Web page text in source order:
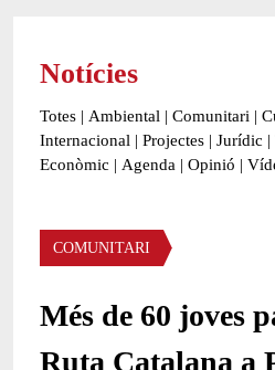
Notícies
Totes | Ambiental | Comunitari |
Internacional | Projectes | Jurídic |
Econòmic | Agenda | Opinió |
Àmbit de la notícia
COMUNITARI
Més de 60 joves
Ruta Catalana a